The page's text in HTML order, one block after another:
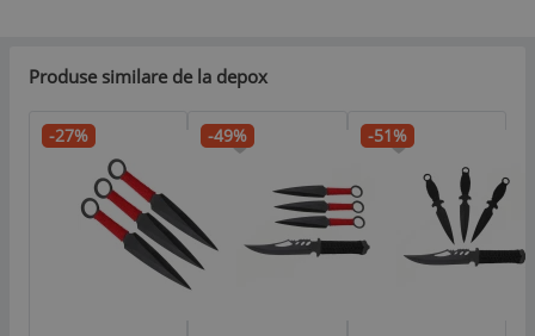
Produse similare de la depox
-27% -49% -51%